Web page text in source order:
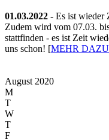
01.03.2022 - Es ist wieder
Zudem wird vom 07.03.
stattfinden - es ist Zeit
uns schon! [MEHR
August 2020
M
T
W
T
F